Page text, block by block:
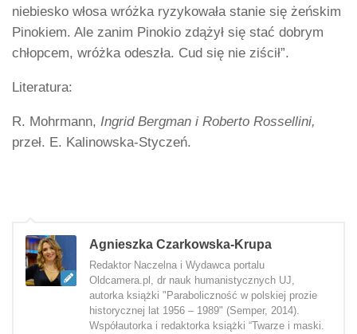
niebiesko włosa wróżka ryzykowała stanie się żeńskim
Pinokiem. Ale zanim Pinokio zdążył się stać dobrym
chłopcem, wróżka odeszła. Cud się nie ziścił”.
Literatura:
R. Mohrmann, Ingrid Bergman i Roberto Rossellini,
przeł. E. Kalinowska-Styczeń.
Agnieszka Czarkowska-Krupa
Redaktor Naczelna i Wydawca portalu
Oldcamera.pl, dr nauk humanistycznych UJ,
autorka książki "Paraboliczność w polskiej prozie
historycznej lat 1956 – 1989" (Semper, 2014).
Współautorka i redaktorka książki “Twarze i maski.